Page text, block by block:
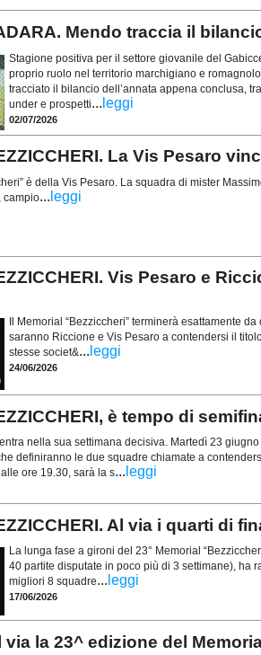
Mendo traccia il
Stagione positiva per il settore giovanile del
proprio ruolo nel territorio marchigiano e
tracciato il bilancio dell’annata appena conclusa,
under e prospetti... leggi
02/07/2026
La Vis Pesaro
è della Vis Pesaro. La squadra di mister
campio... leggi
Vis Pesaro e
Il Memorial “Bezziccheri” terminerà esattamente
saranno Riccione e Vis Pesaro a contendersi il
stesse societ&... leggi
24/06/2026
è tempo di
entra nella sua settimana decisiva. Martedì 23
definiranno le due squadre chiamate a
ore 19.30, sarà la s... leggi
Al via i quarti di
La lunga fase a gironi del 23° Memorial
40 partite disputate in poco più di 3 settimane), ha
migliori 8 squadre... leggi
17/06/2026
via la 23^ edizione del